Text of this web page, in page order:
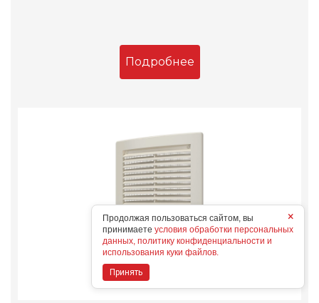
Подробнее
×
Продолжая пользоваться сайтом, вы
принимаете условия обработки персональных
данных, политику конфиденциальности и
использования куки файлов.
Принять